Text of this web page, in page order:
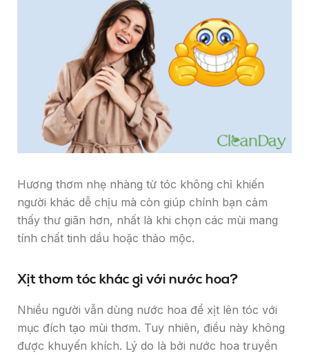
Hương thơm nhẹ nhàng từ tóc không chỉ khiến
người khác dễ chịu mà còn giúp chính bạn cảm
thấy thư giãn hơn, nhất là khi chọn các mùi mang
tính chất tinh dầu hoặc thảo mộc.
Xịt thơm tóc khác gì với nước hoa?
Nhiều người vẫn dùng nước hoa để xịt lên tóc với
mục đích tạo mùi thơm. Tuy nhiên, điều này không
được khuyến khích. Lý do là bởi nước hoa truyền